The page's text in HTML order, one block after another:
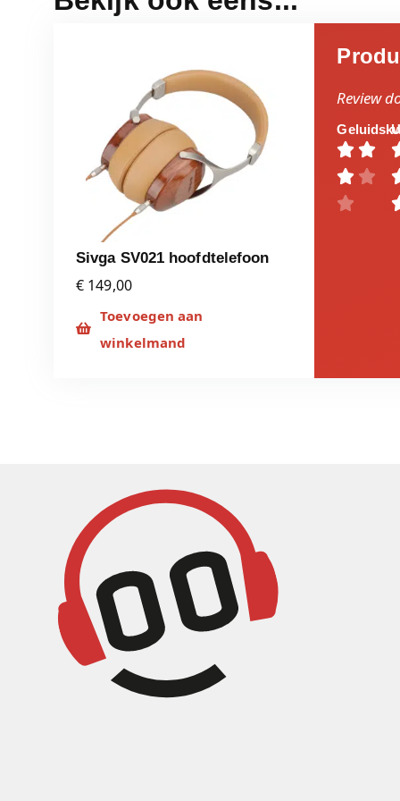
Sivga SV021 hoofdtelefoon
€ 149,00
Toevoegen aan
winkelmand
Review
 
 
